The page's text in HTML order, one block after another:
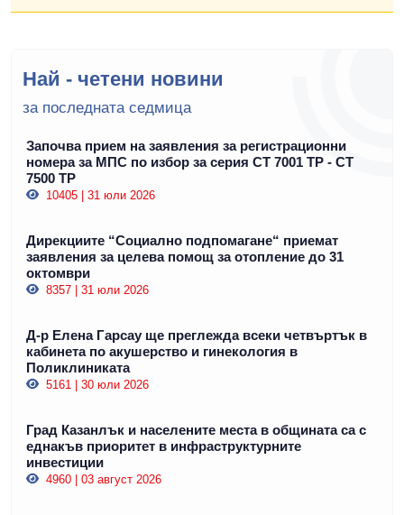
Най - четени новини
за последната седмица
Започва прием на заявления за регистрационни
номера за МПС по избор за серия СТ 7001 ТР - СТ
7500 ТР
10405 | 31 юли 2026
Дирекциите “Социално подпомагане“ приемат
заявления за целева помощ за отопление до 31
октомври
8357 | 31 юли 2026
Д-р Елена Гарсау ще преглежда всеки четвъртък в
кабинета по акушерство и гинекология в
Поликлиниката
5161 | 30 юли 2026
Град Казанлък и населените места в общината са с
еднакъв приоритет в инфраструктурните
инвестиции
4960 | 03 август 2026